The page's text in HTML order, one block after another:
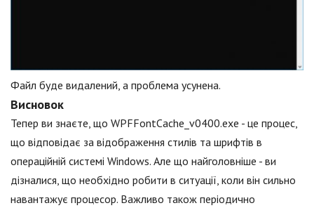
Файл буде видалений, а проблема усунена.
Висновок
Тепер ви знаєте, що WPFFontCache_v0400.exe - це процес,
що відповідає за відображення стилів та шрифтів в
операційній системі Windows. Але що найголовніше - ви
дізналися, що необхідно робити в ситуації, коли він сильно
навантажує процесор. Важливо також періодично